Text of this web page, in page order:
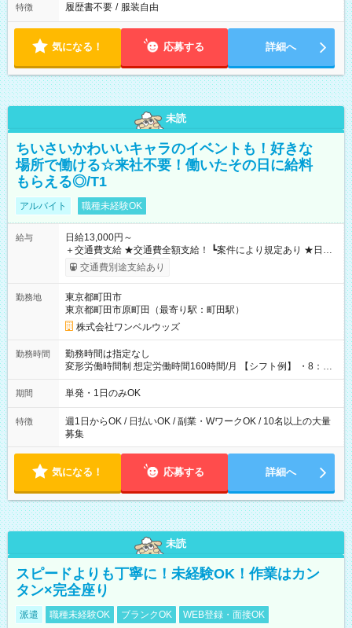
特徴 履歴書不要 / 服装自由
気になる！ 応募する 詳細へ
未読
ちいさいかわいいキャラのイベントも！好きな
場所で働ける☆来社不要！働いたその日に給料
もらえる◎/T1
アルバイト 職種未経験OK
給与
日給13,000円～
＋交通費支給 ★交通費全額支給！ ┗案件により規定あり ★日払
いOK！（規定あり） ┗働いたその日に現金GET♪ お仕事後はコ
ンビニATMから 日払い分を引き落とせます！ 【試用期間】試
交通費別途支給あり
勤務地
東京都町田市
東京都町田市原町田（最寄り駅：町田駅）
株式会社ワンベルウッズ
勤務時間
勤務時間は指定なし
変形労働時間制 想定労働時間160時間/月 【シフト例】 ・8：00
～21：00
期間 単発・1日のみOK
特徴
週1日からOK / 日払いOK / 副業・WワークOK / 10名以上の大量
募集
気になる！ 応募する 詳細へ
未読
スピードよりも丁寧に！未経験OK！作業はカン
タン×完全座り
派遣 職種未経験OK ブランクOK WEB登録・面接OK